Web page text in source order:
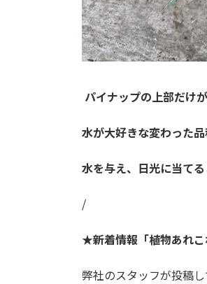
パイナップの上部だけ
水が大好きな変わった品
水を与え、日光に当て
/
★新着情報「植物あれ
弊社のスタッフが投稿